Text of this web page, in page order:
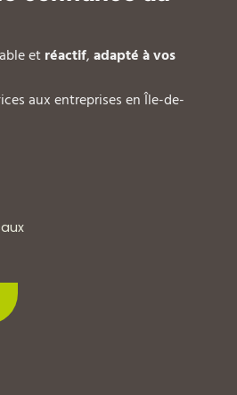
et réactif, adapté à vos
aux entreprises en Île-de-